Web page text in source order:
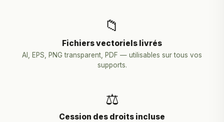
📁
Fichiers vectoriels livrés
AI, EPS, PNG transparent, PDF — utilisables sur tous vos
supports.
⚖️
Cession des droits incluse